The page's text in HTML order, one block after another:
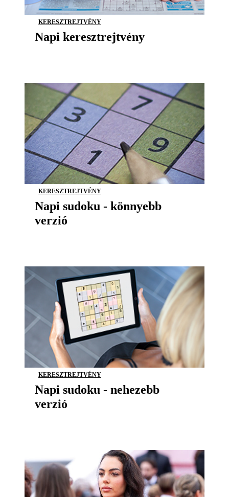
KERESZTREJTVÉNY
Napi keresztrejtvény
KERESZTREJTVÉNY
Napi sudoku - könnyebb
verzió
KERESZTREJTVÉNY
Napi sudoku - nehezebb
verzió